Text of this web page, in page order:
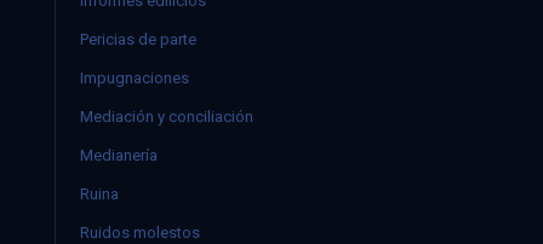
Pericias de parte
Impugnaciones
Mediación y conciliación
Medianería
Ruina
Ruidos molestos